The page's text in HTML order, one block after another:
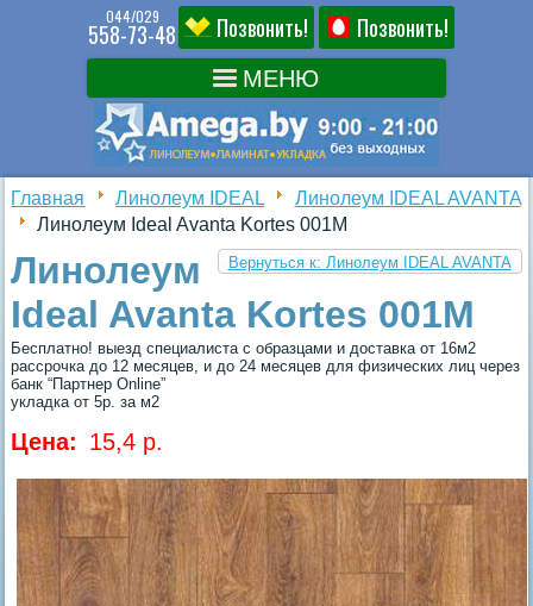
044/029
558-73-48 Позвонить! Позвонить!
Главная Линолеум IDEAL
Линолеум IDEAL AVANTA
Линолеум Ideal Avanta Kortes 001M
Вернуться к: Линолеум IDEAL AVANTA
Линолеум
Ideal Avanta Kortes 001M
Бесплатно! выезд специалиста с образцами и доставка от 16м2
рассрочка до 12 месяцев, и до 24 месяцев для физических лиц через
банк “Партнер Online”
укладка от 5р. за м2
Цена: 15,4 p.